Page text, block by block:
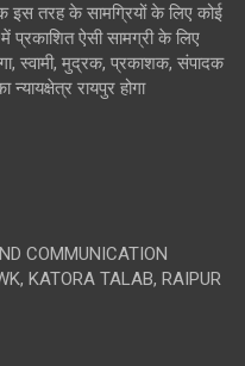
इस तरह के सामग्रियों के लिए कोई
प्रकाशित ऐसी सामग्री के लिए
स्वामी, मुद्रक, प्रकाशक, संपादक
न्यायक्षेत्र रायपुर होगा
COMMUNICATION
KATORA TALAB, RAIPUR